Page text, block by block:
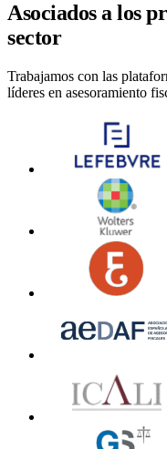
Asociados a los
sector
Trabajamos con las
líderes en asesoramiento